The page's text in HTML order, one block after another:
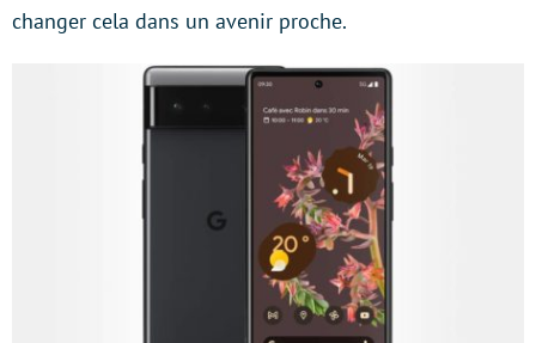
changer cela dans un avenir proche.